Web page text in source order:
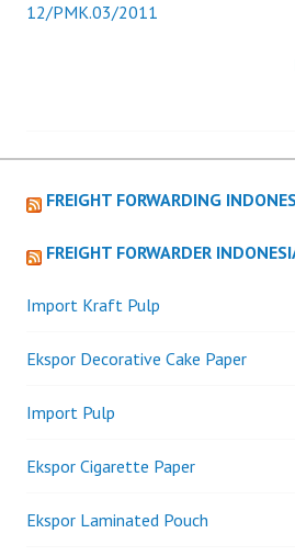
Post
12/PMK.03/2011
FREIGHT FORWARDING
FREIGHT FORWARDER
Import Kraft Pulp
Ekspor Decorative Cake Paper
Import Pulp
Ekspor Cigarette Paper
Ekspor Laminated Pouch